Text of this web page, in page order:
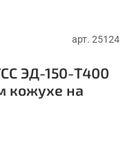
арт. 25124
ЭД-150-Т400
кожухе на